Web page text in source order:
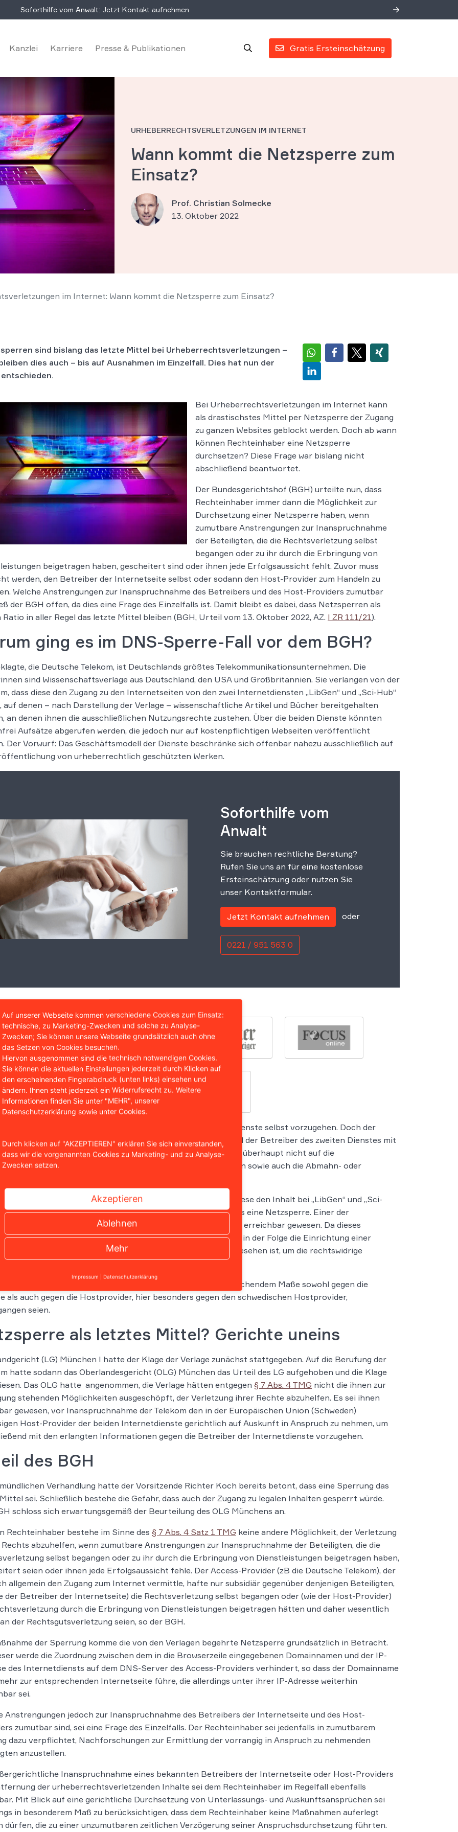
Soforthilfe vom Anwalt: Jetzt Kontakt aufnehmen
Gratis Ersteinschätzung
Kanzlei Karriere Presse & Publikationen
URHEBERRECHTSVERLETZUNGEN IM INTERNET
Wann kommt die Netzsperre zum
Einsatz?
Prof. Christian Solmecke
13. Oktober 2022
im Internet: Wann kommt die Netzsperre zum Einsatz?
sind bislang das letzte Mittel bei Urheberrechtsverletzungen –
dies auch – bis auf Ausnahmen im Einzelfall. Dies hat nun der
entschieden.
Bei Urheberrechtsverletzungen im Internet kann
als drastischstes Mittel per Netzsperre der Zugang
zu ganzen Websites geblockt werden. Doch ab wann
können Rechteinhaber eine Netzsperre
durchsetzen? Diese Frage war bislang nicht
abschließend beantwortet.
Der Bundesgerichtshof (BGH) urteilte nun, dass
Rechteinhaber immer dann die Möglichkeit zur
Durchsetzung einer Netzsperre haben, wenn
zumutbare Anstrengungen zur Inanspruchnahme
der Beteiligten, die die Rechtsverletzung selbst
begangen oder zu ihr durch die Erbringung von
beigetragen haben, gescheitert sind oder ihnen jede Erfolgsaussicht fehlt. Zuvor muss
werden, den Betreiber der Internetseite selbst oder sodann den Host-Provider zum Handeln zu
Welche Anstrengungen zur Inanspruchnahme des Betreibers und des Host-Providers zumutbar
der BGH offen, da dies eine Frage des Einzelfalls ist. Damit bleibt es dabei, dass Netzsperren als
Ratio in aller Regel das letzte Mittel bleiben (BGH, Urteil vom 13. Oktober 2022, AZ. I ZR 111/21).
ging es im DNS-Sperre-Fall vor dem BGH?
die Deutsche Telekom, ist Deutschlands größtes Telekommunikationsunternehmen. Die
sind Wissenschaftsverlage aus Deutschland, den USA und Großbritannien. Sie verlangen von der
dass diese den Zugang zu den Internetseiten von den zwei Internetdiensten „LibGen“ und „Sci-Hub“
auf denen – nach Darstellung der Verlage – wissenschaftliche Artikel und Bücher bereitgehalten
an denen ihnen die ausschließlichen Nutzungsrechte zustehen. Über die beiden Dienste könnten
Aufsätze abgerufen werden, die jedoch nur auf kostenpflichtigen Webseiten veröffentlicht
Der Vorwurf: Das Geschäftsmodell der Dienste beschränke sich offenbar nahezu ausschließlich auf
von urheberrechtlich geschützten Werken.
Soforthilfe vom
Anwalt
Sie brauchen rechtliche Beratung?
Rufen Sie uns an für eine kostenlose
Ersteinschätzung oder nutzen Sie
unser Kontaktformular.
Jetzt Kontakt aufnehmen oder
0221 / 951 563 0
Wir sind bekannt aus
versuchten ihr Glück zunächst darin, gegen die beiden Dienste selbst vorzugehen. Doch der
einer der Dienste konnte gar nicht identifiziert werden und der Betreiber des zweiten Dienstes mit
Wohnsitz in Kasachstan, reagierte nach der Ermittlung überhaupt nicht auf die
Kontaktversuche. Insofern blieben die Ermittlungen sowie auch die Abmahn- oder
erfolglos.
Vorgehen gegen die Hostprovider blieb erfolglos. Hätten diese den Inhalt bei „LibGen“ und „Sci-
wäre das ein erheblich geringerer Eingriff gewesen, als eine Netzsperre. Einer der
hat seinen Sitz in Schweden und wäre so grundsätzlich erreichbar gewesen. Da dieses
jedoch ebenso erfolglos blieb, beantragten die Verlage in der Folge die Einrichtung einer
welche in
des Telemediengesetzes (TMG) vorgesehen ist, um die rechtswidrige
der Inhalte zu verhindern.
Telekom hält entgegen, dass die Verlage in nicht ausreichendem Maße sowohl gegen die
als auch gegen die Hostprovider, hier besonders gegen den schwedischen Hostprovider,
seien.
als letztes Mittel? Gerichte uneins
(LG) München I hatte der Klage der Verlage zunächst stattgegeben. Auf die Berufung der
hatte sodann das Oberlandesgericht (OLG) München das Urteil des LG aufgehoben und die Klage
Das OLG hatte angenommen, die Verlage hätten entgegen § 7 Abs. 4 TMG nicht die ihnen zur
stehenden Möglichkeiten ausgeschöpft, der Verletzung ihrer Rechte abzuhelfen. Es sei ihnen
gewesen, vor Inanspruchnahme der Telekom den in der Europäischen Union (Schweden)
Host-Provider der beiden Internetdienste gerichtlich auf Auskunft in Anspruch zu nehmen, um
mit den erlangten Informationen gegen die Betreiber der Internetdienste vorzugehen.
des BGH
Verhandlung hatte der Vorsitzende Richter Koch bereits betont, dass eine Sperrung das
sei. Schließlich bestehe die Gefahr, dass auch der Zugang zu legalen Inhalten gesperrt würde.
schloss sich erwartungsgemäß der Beurteilung des OLG Münchens an.
Rechteinhaber bestehe im Sinne des § 7 Abs. 4 Satz 1 TMG keine andere Möglichkeit, der Verletzung
Rechts abzuhelfen, wenn zumutbare Anstrengungen zur Inanspruchnahme der Beteiligten, die die
selbst begangen oder zu ihr durch die Erbringung von Dienstleistungen beigetragen haben,
seien oder ihnen jede Erfolgsaussicht fehle. Der Access-Provider (zB die Deutsche Telekom), der
allgemein den Zugang zum Internet vermittle, hafte nur subsidiär gegenüber denjenigen Beteiligten,
der Betreiber der Internetseite) die Rechtsverletzung selbst begangen oder (wie der Host-Provider)
durch die Erbringung von Dienstleistungen beigetragen hätten und daher wesentlich
der Rechtsgutsverletzung seien, so der BGH.
der Sperrung komme die von den Verlagen begehrte Netzsperre grundsätzlich in Betracht.
werde die Zuordnung zwischen dem in die Browserzeile eingegebenen Domainnamen und der IP-
des Internetdiensts auf dem DNS-Server des Access-Providers verhindert, so dass der Domainname
zur entsprechenden Internetseite führe, die allerdings unter ihrer IP-Adresse weiterhin
sei.
Anstrengungen jedoch zur Inanspruchnahme des Betreibers der Internetseite und des Host-
zumutbar sind, sei eine Frage des Einzelfalls. Der Rechteinhaber sei jedenfalls in zumutbarem
dazu verpflichtet, Nachforschungen zur Ermittlung der vorrangig in Anspruch zu nehmenden
anzustellen.
Inanspruchnahme eines bekannten Betreibers der Internetseite oder Host-Providers
der urheberrechtsverletzenden Inhalte sei dem Rechteinhaber im Regelfall ebenfalls
Mit Blick auf eine gerichtliche Durchsetzung von Unterlassungs- und Auskunftsansprüchen sei
in besonderem Maß zu berücksichtigen, dass dem Rechteinhaber keine Maßnahmen auferlegt
dürfen, die zu einer unzumutbaren zeitlichen Verzögerung seiner Anspruchsdurchsetzung führten.
Auf unserer Webseite kommen verschiedene Cookies zum Einsatz:
technische, zu Marketing-Zwecken und solche zu Analyse-
Zwecken; Sie können unsere Webseite grundsätzlich auch ohne
das Setzen von Cookies besuchen.
Hiervon ausgenommen sind die technisch notwendigen Cookies.
Sie können die aktuellen Einstellungen jederzeit durch Klicken auf
den erscheinenden Fingerabdruck (unten links) einsehen und
ändern. Ihnen steht jederzeit ein Widerrufsrecht zu. Weitere
Informationen finden Sie unter "MEHR", unserer
Datenschutzerklärung sowie unter Cookies.
Durch klicken auf "AKZEPTIEREN" erklären Sie sich einverstanden,
dass wir die vorgenannten Cookies zu Marketing- und zu Analyse-
Zwecken setzen.
Akzeptieren
Ablehnen
Mehr
Impressum Datenschutzerklärung